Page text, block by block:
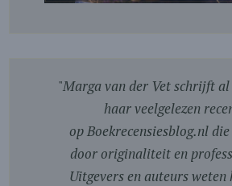
"Marga van der Vet schrijft
haar veelgelezen
op Boekrecensiesblog.nl
door originaliteit en
Uitgevers en auteurs weten